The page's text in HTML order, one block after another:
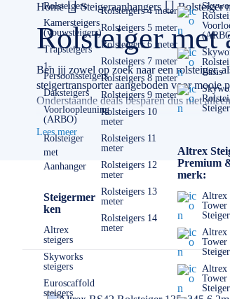
Rolsteigers
Kamersteigers
(vouwsteigers)
Trapsteigers
1-
Persoonssteigers
Daksteigers
Voorloopleuning
(ARBO)
Rolsteiger
met
Aanhanger
Steigermer
ken
Altrex
steigers
Skyworks
steigers
Euroscaffold
steigers
Rolsteigers 4 meter
Rolsteigers 5 meter
Rolsteigers 6 meter
Rolsteigers 7 meter
Rolsteigers 8 meter
Rolsteigers 9 meter
Rolsteigers 10
meter
Rolsteigers 11
meter
Rolsteigers 12
meter
Rolsteigers 13
meter
Rolsteigers 14
meter
Basis
Altrex
Premium
merk:
Altrex
Tower
Altrex
Tower
Altrex
Tower
Home Steigeraanhangers Rolsteiger
Rolsteiger met
Ben jij zowel op zoek naar een rolsteiger,
steigertransporter aangeboden voor mooie
Onderstaande deals besparen dus niet
✅Voor 12U besteld = volgende werkdag
✅Meedenkende klantenservice
✅ Contact:
0511- 40 25 64 mail
Lees meer